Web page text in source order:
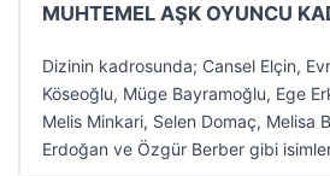
MUHTEMEL AŞK OYUNCU
Dizinin kadrosunda; Cansel Elçin,
Köseoğlu, Müge Bayramoğlu, Ege
Melis Minkari, Selen Domaç, Melisa
Erdoğan ve Özgür Berber gibi